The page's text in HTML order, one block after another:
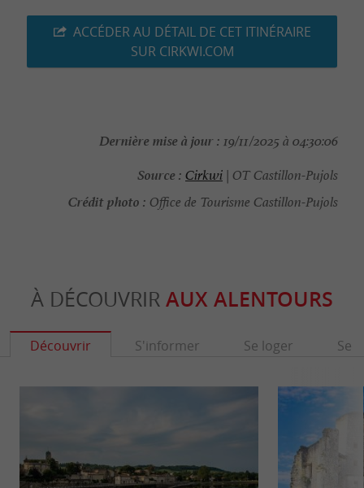
ACCÉDER AU DÉTAIL DE CET ITINÉRAIRE
SUR CIRKWI.COM
Dernière mise à jour : 19/11/2025 à 04:30:06
Source : Cirkwi | OT Castillon-Pujols
Crédit photo : Office de Tourisme Castillon-Pujols
À DÉCOUVRIR AUX ALENTOURS
Découvrir S'informer Se loger Se